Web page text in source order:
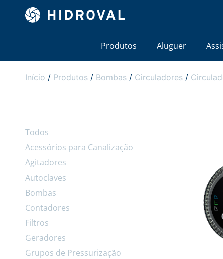
Produtos Aluguer
Início / Produtos / Bombas / Circuladores /
Todos
Acessórios para Canalização
Agitadores
Autoclaves
Bombas
Contadores
Filtros
Geradores
Grupos de Pressurização